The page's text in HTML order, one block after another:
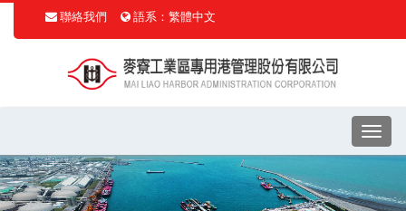
聯絡我們 語系：繁體中文
選
單